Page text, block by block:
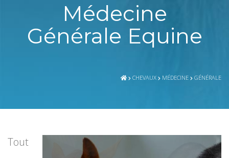
Médecine
Générale Equine
CHEVAUX MÉDECINE GÉNÉRALE
Tout